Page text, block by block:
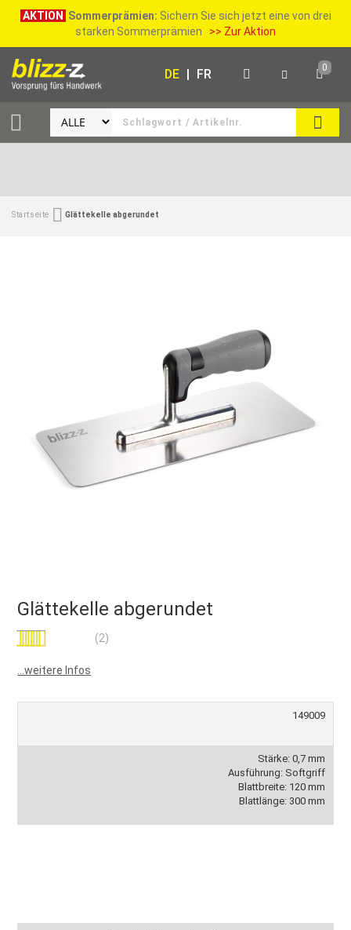
AKTION Sommerprämien: Sichern Sie sich jetzt eine von drei
starken Sommerprämien >> Zur Aktion
SUCHE
DE | FR 0
Startseite Glättekelle abgerundet
Glättekelle abgerundet
Bewertung: (2)
...weitere Infos
149009
Stärke: 0,7 mm
Ausführung: Softgriff
Blattbreite: 120 mm
Blattlänge: 300 mm